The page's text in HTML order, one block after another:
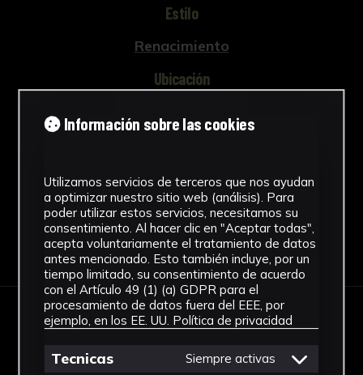
Estilo
Renacimiento
Ubicación
Laraña
Descargar Ficha
IMÁGENES
Información sobre las cookies
Utilizamos servicios de terceros que nos ayudan
a optimizar nuestro sitio web (análisis). Para
poder utilizar estos servicios, necesitamos su
consentimiento. Al hacer clic en "Aceptar todas",
acepta voluntariamente el tratamiento de datos
antes mencionado. Esto también incluye, por un
tiempo limitado, su consentimiento de acuerdo
con el Artículo 49 (1) (a) GDPR para el
procesamiento de datos fuera del EEE, por
ejemplo, en los EE. UU. Política de privacidad
Tecnicas Siempre activas